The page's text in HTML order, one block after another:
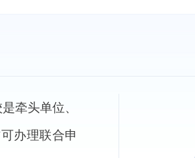
牵头单位、
办理联合申